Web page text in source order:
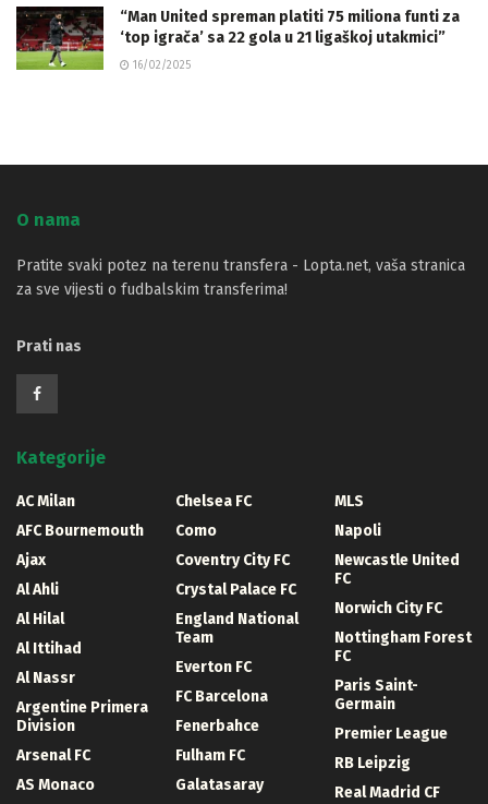
“Man United spreman platiti 75 miliona funti za
‘top igrača’ sa 22 gola u 21 ligaškoj utakmici”
16/02/2025
O nama
Pratite svaki potez na terenu transfera - Lopta.net, vaša stranica
za sve vijesti o fudbalskim transferima!
Prati nas
Kategorije
AC Milan
AFC Bournemouth
Ajax
Al Ahli
Al Hilal
Al Ittihad
Al Nassr
Argentine Primera
Division
Arsenal FC
AS Monaco
Chelsea FC
Como
Coventry City FC
Crystal Palace FC
England National
Team
Everton FC
FC Barcelona
Fenerbahce
Fulham FC
Galatasaray
MLS
Napoli
Newcastle United
FC
Norwich City FC
Nottingham Forest
FC
Paris Saint-
Germain
Premier League
RB Leipzig
Real Madrid CF